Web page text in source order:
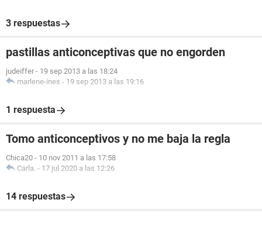
3 respuestas
pastillas anticonceptivas que no engorden
judeiffer - 19 sep 2013 a las 18:24
marlene-ines - 19 sep 2013 a las 19:16
1 respuesta
Tomo anticonceptivos y no me baja la regla
Chica20 - 10 nov 2011 a las 17:58
Carla. - 17 jul 2020 a las 12:26
14 respuestas